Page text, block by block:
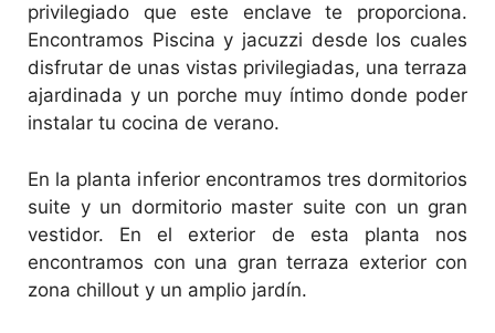
privilegiado que este enclave te proporciona.
Encontramos Piscina y jacuzzi desde los cuales
disfrutar de unas vistas privilegiadas, una terraza
ajardinada y un porche muy íntimo donde poder
instalar tu cocina de verano.
En la planta inferior encontramos tres dormitorios
suite y un dormitorio master suite con un gran
vestidor. En el exterior de esta planta nos
encontramos con una gran terraza exterior con
zona chillout y un amplio jardín.